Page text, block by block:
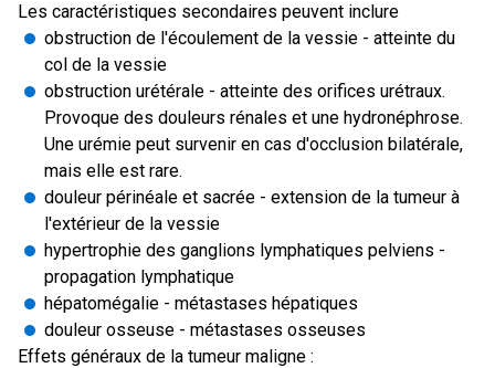
Les caractéristiques secondaires peuvent inclure
obstruction de l'écoulement de la vessie - atteinte du
col de la vessie
obstruction urétérale - atteinte des orifices urétraux.
Provoque des douleurs rénales et une hydronéphrose.
Une urémie peut survenir en cas d'occlusion bilatérale,
mais elle est rare.
douleur périnéale et sacrée - extension de la tumeur à
l'extérieur de la vessie
hypertrophie des ganglions lymphatiques pelviens -
propagation lymphatique
hépatomégalie - métastases hépatiques
douleur osseuse - métastases osseuses
Effets généraux de la tumeur maligne :